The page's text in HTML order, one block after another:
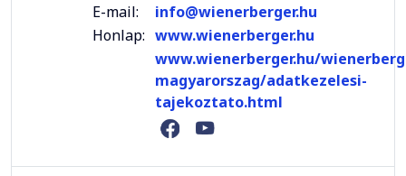
E-mail:
info@wienerberger.hu
Honlap: www.wienerberger.hu
www.wienerberger.hu/
magyarorszag/adatkezelesi-
tajekoztato.html